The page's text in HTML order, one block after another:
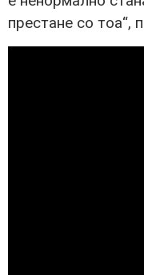
престане со тоа“,